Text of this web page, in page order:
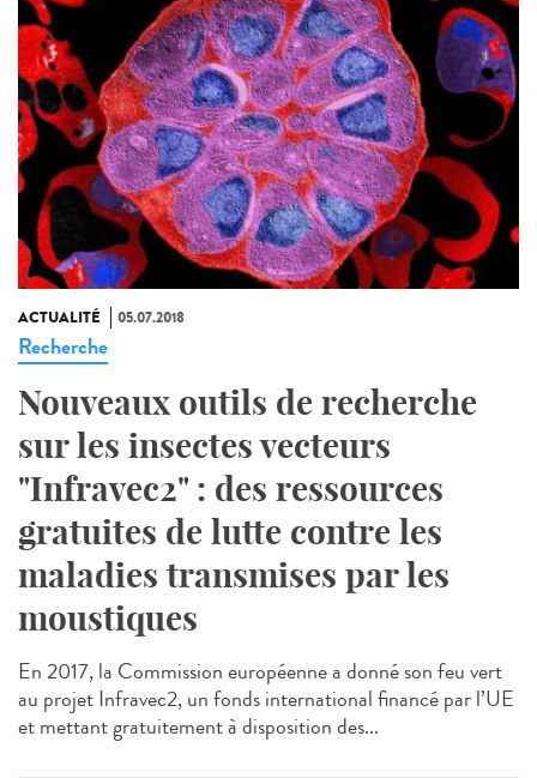
ACTUALITÉ 05.07.2018
Recherche
Nouveaux outils de recherche
sur les insectes vecteurs
"Infravec2" : des ressources
gratuites de lutte contre les
maladies transmises par les
moustiques
En 2017, la Commission européenne a donné son feu vert
au projet Infravec2, un fonds international financé par l’UE
et mettant gratuitement à disposition des...